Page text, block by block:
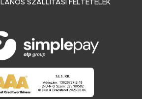
SZÁLLÍTÁSI FELTÉTELEK